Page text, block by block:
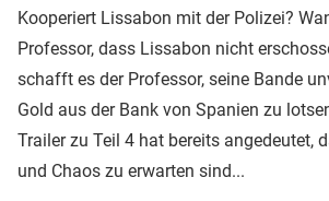
Kooperiert Lissabon mit der Polizei?
Professor, dass Lissabon nicht
schafft es der Professor, seine Bande
Gold aus der Bank von Spanien zu
Trailer zu Teil 4 hat bereits angedeutet,
und Chaos zu erwarten sind...